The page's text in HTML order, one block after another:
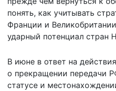
понять, как учитывать
Франции и
ударный потенциал стран
В июне в ответ на
о прекращении передачи
статусе и